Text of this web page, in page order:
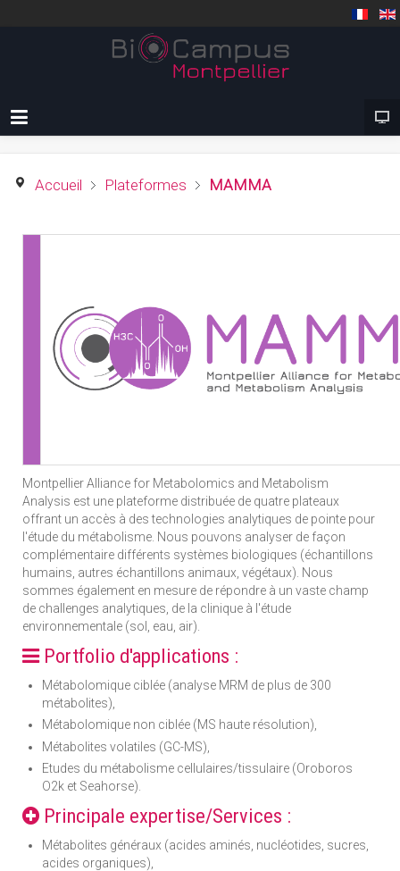
Accueil Plateformes MAMMA
Montpellier Alliance for Metabolomics and Metabolism
Analysis est une plateforme distribuée de quatre plateaux
offrant un accès à des technologies analytiques de pointe pour
l'étude du métabolisme. Nous pouvons analyser de façon
complémentaire différents systèmes biologiques (échantillons
humains, autres échantillons animaux, végétaux). Nous
sommes également en mesure de répondre à un vaste champ
de challenges analytiques, de la clinique à l'étude
environnementale (sol, eau, air).
Portfolio d'applications :
Métabolomique ciblée (analyse MRM de plus de 300
métabolites),
Métabolomique non ciblée (MS haute résolution),
Métabolites volatiles (GC-MS),
Etudes du métabolisme cellulaires/tissulaire (Oroboros
O2k et Seahorse).
Principale expertise/Services :
Métabolites généraux (acides aminés, nucléotides, sucres,
acides organiques),